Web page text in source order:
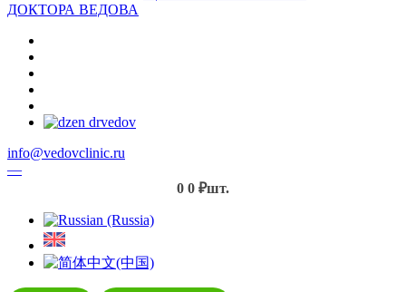
ДОКТОРА ВЕДОВА
info@vedovclinic.ru
—
0 0 ₽шт.